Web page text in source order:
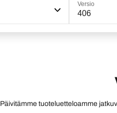
Versio
406
Päivitämme tuoteluetteloamme